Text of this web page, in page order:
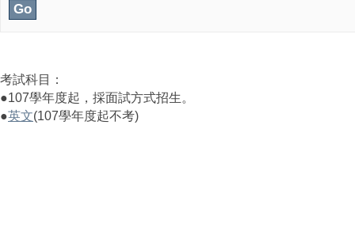
考試科目：
●107學年度起，採面試方式招生。
●英文(107學年度起不考)